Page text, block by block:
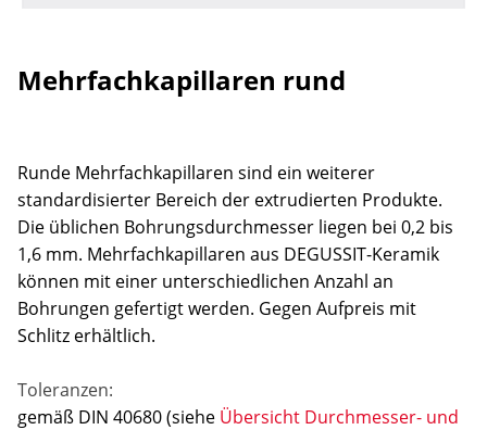
Mehrfachkapillaren rund
Runde Mehrfachkapillaren sind ein weiterer
standardisierter Bereich der extrudierten Produkte.
Die üblichen Bohrungsdurchmesser liegen bei 0,2 bis
1,6 mm. Mehrfachkapillaren aus DEGUSSIT-Keramik
können mit einer unterschiedlichen Anzahl an
Bohrungen gefertigt werden. Gegen Aufpreis mit
Schlitz erhältlich.
Toleranzen:
gemäß DIN 40680 (siehe Übersicht Durchmesser- und